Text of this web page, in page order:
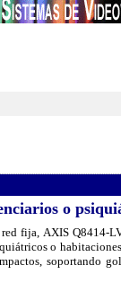
o
fija, AXIS Q8414-
o
soportando